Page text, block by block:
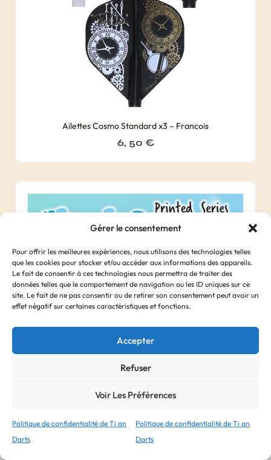
Gérer le consentement
Pour offrir les meilleures expériences, nous utilisons des technologies telles
que les cookies pour stocker et/ou accéder aux informations des appareils.
Le fait de consentir à ces technologies nous permettra de traiter des
données telles que le comportement de navigation ou les ID uniques sur ce
site. Le fait de ne pas consentir ou de retirer son consentement peut avoir un
effet négatif sur certaines caractéristiques et fonctions.
Accepter
Refuser
Voir Les Préférences
Politique de confidentialité de Ti an
Darts
Politique de confidentialité de Ti an
Darts
Ailettes Cosmo Standard x3 – Francois
6, 50 €
Ailettes Cosmo Standard x3 – Sharkdreams
6, 50€